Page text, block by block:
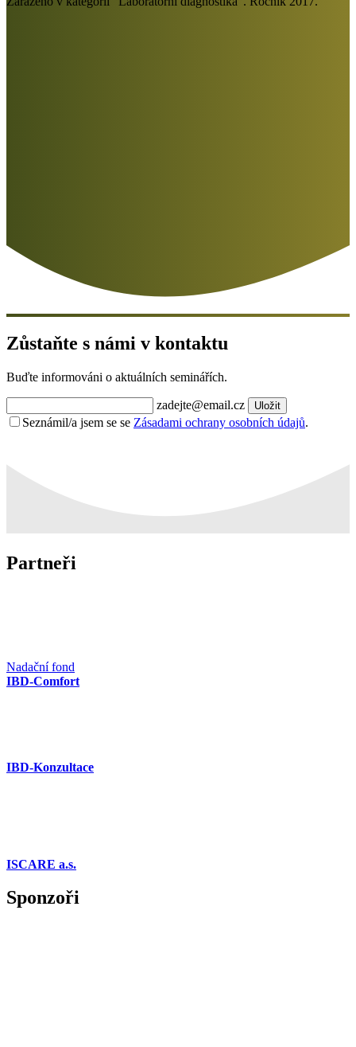
Zůstaňte s námi v kontaktu
Buďte informováni o aktuálních seminářích.
zadejte@email.cz Uložit
Seznámil/a jsem se se Zásadami ochrany osobních údajů.
Partneři
Nadační fond
IBD-Comfort
IBD-Konzultace
ISCARE a.s.
Sponzoři